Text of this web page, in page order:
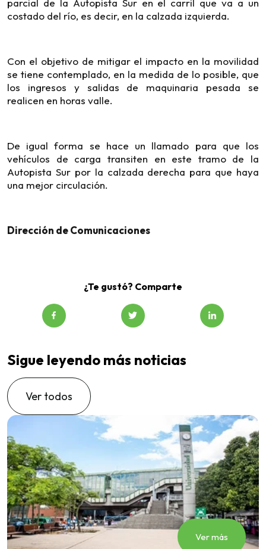
costado del río, es decir, en la calzada izquierda.
Con el objetivo de mitigar el impacto en la movilidad
se tiene contemplado, en la medida de lo posible, que
los ingresos y salidas de maquinaria pesada se
realicen en horas valle.
De igual forma se hace un llamado para que los
vehículos de carga transiten en este tramo de la
Autopista Sur por la calzada derecha para que haya
una mejor circulación.
Dirección de Comunicaciones
¿Te gustó? Comparte
Sigue leyendo más noticias
Ver todos
Ver más